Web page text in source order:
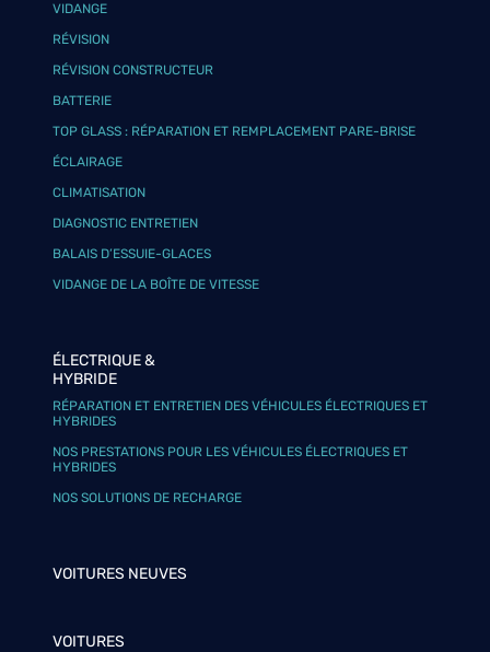
VIDANGE
RÉVISION
RÉVISION CONSTRUCTEUR
BATTERIE
TOP GLASS : RÉPARATION ET REMPLACEMENT PARE-BRISE
ÉCLAIRAGE
CLIMATISATION
DIAGNOSTIC ENTRETIEN
BALAIS D’ESSUIE-GLACES
VIDANGE DE LA BOÎTE DE VITESSE
ÉLECTRIQUE &
HYBRIDE
RÉPARATION ET ENTRETIEN DES VÉHICULES ÉLECTRIQUES ET
HYBRIDES
NOS PRESTATIONS POUR LES VÉHICULES ÉLECTRIQUES ET
HYBRIDES
NOS SOLUTIONS DE RECHARGE
VOITURES NEUVES
VOITURES